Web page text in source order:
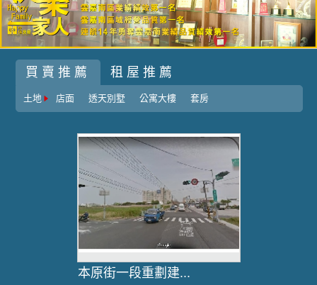
買賣推薦 租屋推薦
土地 店面 透天別墅 公寓大樓 套房
本原街一段重劃建...